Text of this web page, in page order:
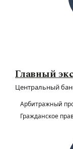
Главный
Центральный
Арбитражный
Гражданское